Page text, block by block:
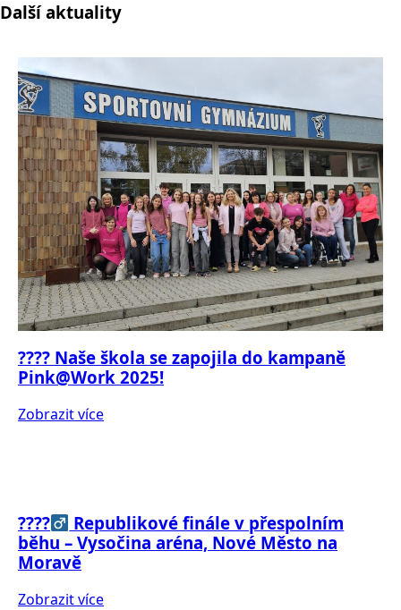
Další aktuality
???? Naše škola se zapojila do kampaně
Pink@Work 2025!
Zobrazit více
????‍
Republikové finále v přespolním
běhu – Vysočina aréna, Nové Město na
Moravě
Zobrazit více